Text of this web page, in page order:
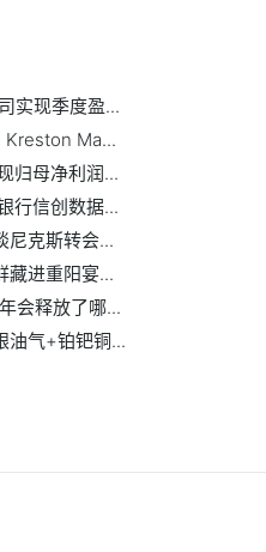
实现季度盈...
Kreston Ma...
归母净利润...
行信创数据...
尼克斯转会...
藏进重阳宴...
会释放了哪...
油气+铂钯铜...